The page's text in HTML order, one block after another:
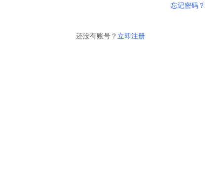
忘记密码？
还没有账号？ 立即注册